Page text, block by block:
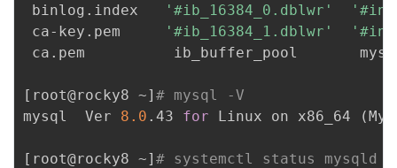
binlog.index
'#ib_16384_0.dblwr'
ca-key.pem
'#ib_16384_1.dblwr'
ca.pem          ib_buffer_pool
[ root@rocky8 ~] # mysql -V
mysql  Ver 8.0 .43 for Linux on x86_64 (
[ root@rocky8 ~] # systemctl status mysqld